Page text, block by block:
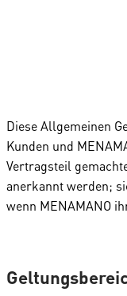
Diese Allgemeinen
Kunden und
Vertragsteil
anerkannt werden;
wenn MENAMANO